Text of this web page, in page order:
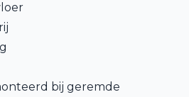
bij geremde